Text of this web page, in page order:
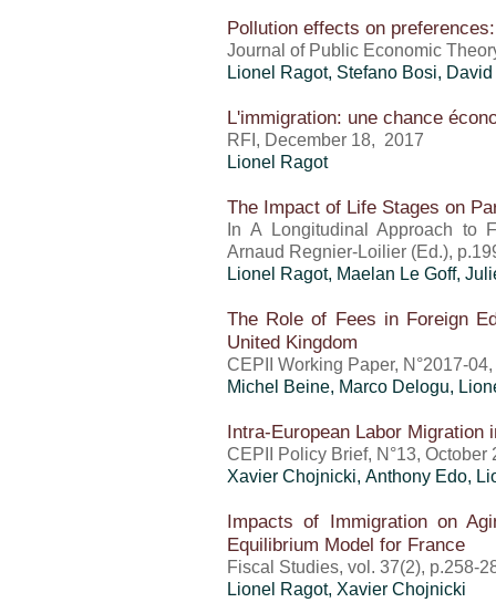
Pollution effects on
Journal of Public Economic
Lionel Ragot, Stefano Bosi,
L'immigration: une chance
RFI, December 18, 2017
Lionel Ragot
The Impact of Life Stages on
In A Longitudinal Approach to
Arnaud Regnier-Loilier (Ed.),
Lionel Ragot, Maelan Le Goff,
The Role of Fees in Foreign
United Kingdom
CEPII Working Paper, N°2017-
Michel Beine, Marco Delogu,
Intra-European Labor Migration
CEPII Policy Brief, N°13, October
Xavier Chojnicki, Anthony Edo,
Impacts of Immigration on
Equilibrium Model for France
Fiscal Studies, vol. 37(2), p.258-
Lionel Ragot, Xavier Chojnicki